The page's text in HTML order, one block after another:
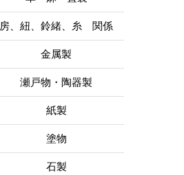
房、紐、鈴緒、糸 関係
金属製
瀬戸物・陶器製
紙製
塗物
石製